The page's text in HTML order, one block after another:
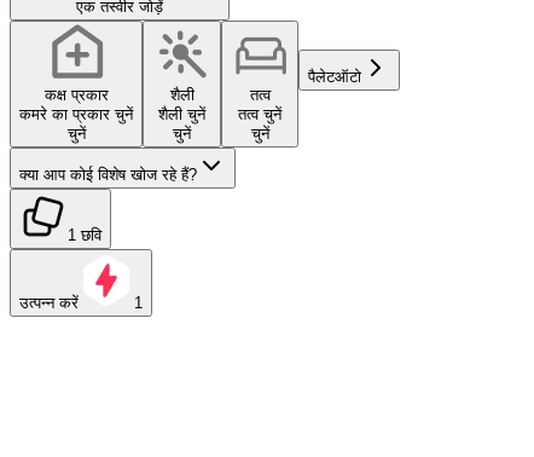
एक तस्वीर जोड़ें
कक्ष प्रकार
कमरे का प्रकार चुनें
चुनें
शैली
शैली चुनें
चुनें
तत्व
तत्व चुनें
चुनें
पैलेटऑटो
क्या आप कोई विशेष खोज रहे हैं?
1 छवि
उत्पन्न करें 1